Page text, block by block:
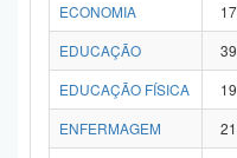
ECONOMIA
17
EDUCAÇÃO
39
EDUCAÇÃO FÍSICA
19
ENFERMAGEM
21